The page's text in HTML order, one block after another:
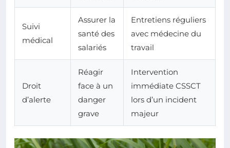
Suivi
médical
Assurer la
santé des
salariés
Entretiens réguliers
avec médecine du
travail
Droit
d’alerte
Réagir
face à un
danger
grave
Intervention
immédiate CSSCT
lors d’un incident
majeur